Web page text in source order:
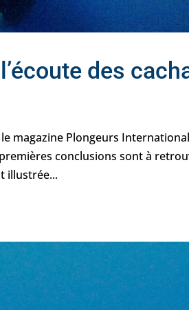
des
magazine Plongeurs
conclusions sont à
illustrée...